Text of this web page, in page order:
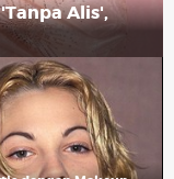
Alis',